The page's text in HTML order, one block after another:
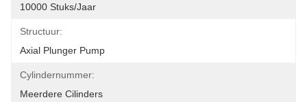
10000 Stuks/jaar
Structuur:
Axial Plunger Pump
Cylindernummer:
Meerdere Cilinders